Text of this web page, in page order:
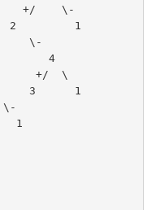
                               +/    \-
                             2         1
+/      \-
4
+/  \
6     3      1
\-
1